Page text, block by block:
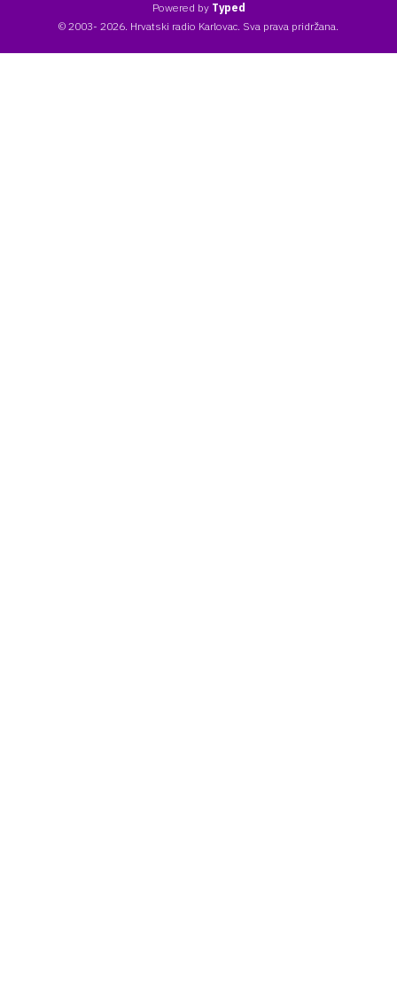
Powered by Typed
© 2003- 2026. Hrvatski radio Karlovac. Sva prava pridržana.